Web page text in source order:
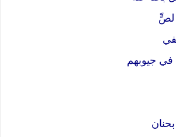
لصٍّ
جيوبهم